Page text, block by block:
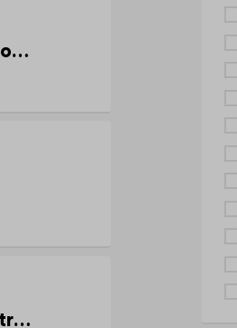
Analist Klinisch Chemisch Hematologisch Laboratorium (KCHL) – 36 uur per week
Schoonmaakmedewerker vernieuwd zorgcentrum